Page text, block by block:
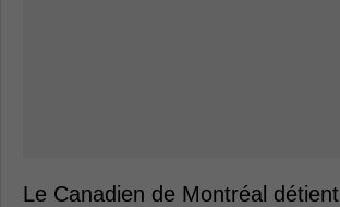
Le Canadien de Montréal détient